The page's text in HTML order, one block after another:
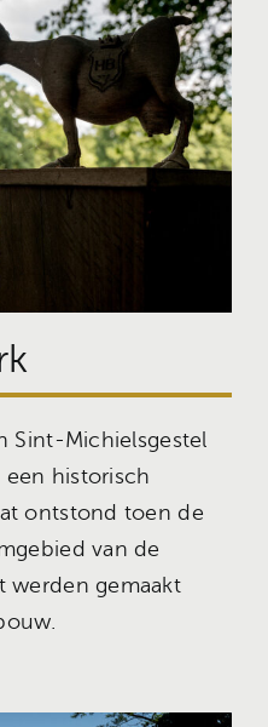
Sint-Michielsgestel
een historisch
ontstond toen de
van de
werden gemaakt